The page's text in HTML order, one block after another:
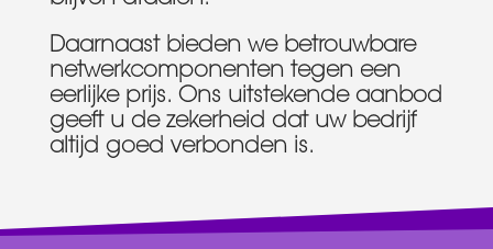
Daarnaast bieden we betrouwbare
netwerkcomponenten tegen een
eerlijke prijs. Ons uitstekende aanbod
geeft u de zekerheid dat uw bedrijf
altijd goed verbonden is.